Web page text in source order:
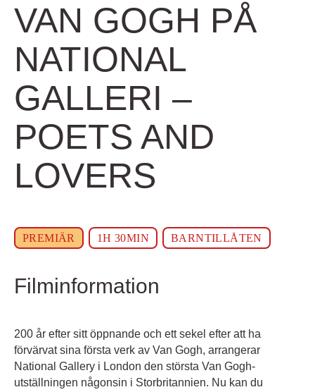
VAN GOGH PÅ
NATIONAL
GALLERI –
POETS AND
LOVERS
PREMIÄR 1H 30MIN BARNTILLÅTEN
Filminformation
200 år efter sitt öppnande och ett sekel efter att ha
förvärvat sina första verk av Van Gogh, arrangerar
National Gallery i London den största Van Gogh-
utställningen någonsin i Storbritannien. Nu kan du